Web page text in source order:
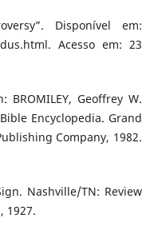
Disponível em:
Acesso em: 23
BROMILEY, Geoffrey W.
Encyclopedia. Grand
Company, 1982.
Nashville/TN: Review
1927.